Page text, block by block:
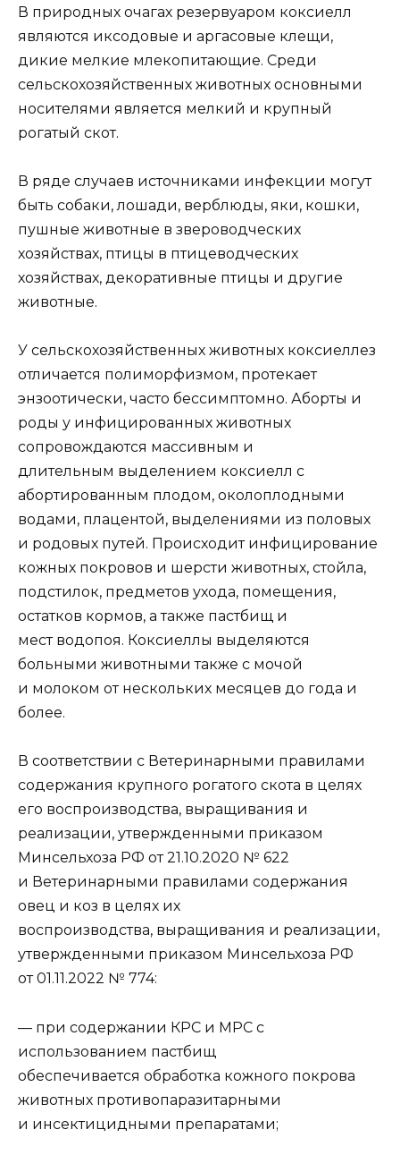
В природных очагах резервуаром коксиелл
являются иксодовые и аргасовые клещи,
дикие мелкие млекопитающие. Среди
сельскохозяйственных животных основными
носителями является мелкий и крупный
рогатый скот.
В ряде случаев источниками инфекции могут
быть собаки, лошади, верблюды, яки, кошки,
пушные животные в звероводческих
хозяйствах, птицы в птицеводческих
хозяйствах, декоративные птицы и другие
животные.
У сельскохозяйственных животных коксиеллез
отличается полиморфизмом, протекает
энзоотически, часто бессимптомно. Аборты и
роды у инфицированных животных
сопровождаются массивным и
длительным выделением коксиелл с
абортированным плодом, околоплодными
водами, плацентой, выделениями из половых
и родовых путей. Происходит инфицирование
кожных покровов и шерсти животных, стойла,
подстилок, предметов ухода, помещения,
остатков кормов, а также пастбищ и
мест водопоя. Коксиеллы выделяются
больными животными также с мочой
и молоком от нескольких месяцев до года и
более.
В соответствии с Ветеринарными правилами
содержания крупного рогатого скота в целях
его воспроизводства, выращивания и
реализации, утвержденными приказом
Минсельхоза РФ от 21.10.2020 № 622
и Ветеринарными правилами содержания
овец и коз в целях их
воспроизводства, выращивания и реализации,
утвержденными приказом Минсельхоза РФ
от 01.11.2022 № 774:
— при содержании КРС и МРС с
использованием пастбищ
обеспечивается обработка кожного покрова
животных противопаразитарными
и инсектицидными препаратами;